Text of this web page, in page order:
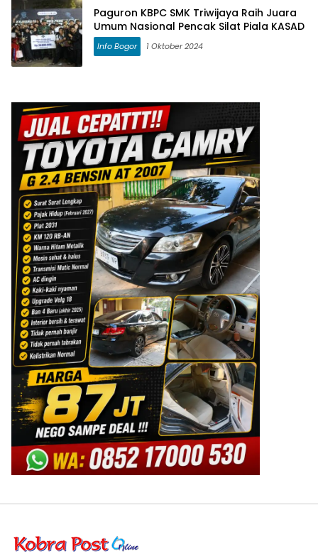
Paguron KBPC SMK Triwijaya Raih Juara
Umum Nasional Pencak Silat Piala KASAD
Info Bogor 1 Oktober 2024